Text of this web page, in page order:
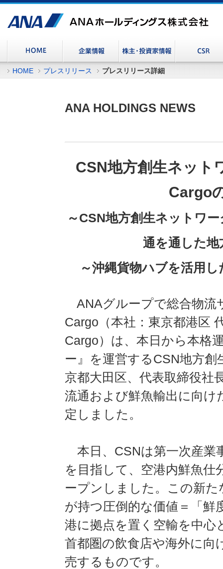
HOME プレスリリース プレスリリース詳細
ANA HOLDINGS NEWS
CSN地方創生ネット
Cargo
～CSN地方創生ネットワ
通を通した地
～沖縄貨物ハブを活用
ANAグループで総合物流
Cargo（本社：東京都港区
Cargo）は、本日から本格
ー』を運営するCSN地方
京都大田区、代表取締役社
流通および鮮魚輸出に向
定しました。
本日、CSNは第一次産業
を目指して、空港内鮮魚仕
ープンしました。この新
が持つ圧倒的な価値＝「鮮
港に拠点を置く空輸を中
首都圏の飲食店や海外に向
売するものです。